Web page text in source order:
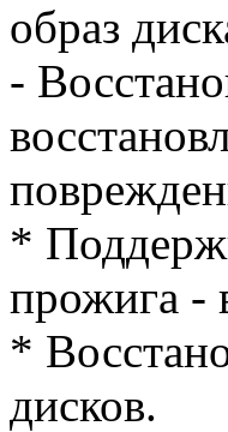
образ
-
*
прожига -
*
дисков.